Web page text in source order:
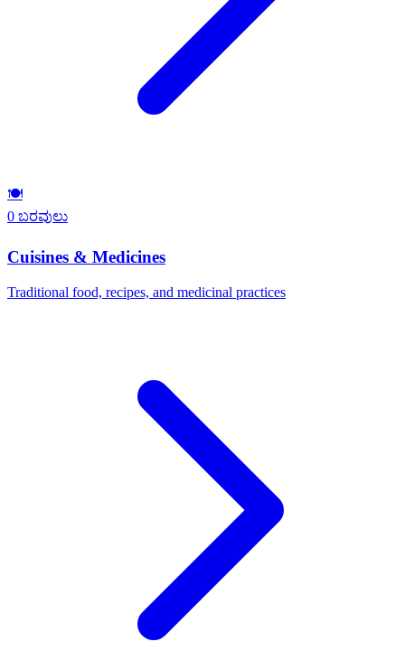
🍽️
0 ಬರವುಲು
Cuisines & Medicines
Traditional food, recipes, and medicinal practices